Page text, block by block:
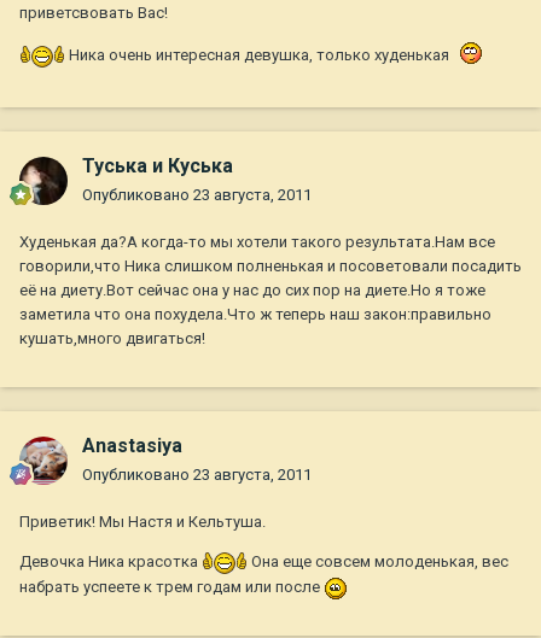
приветсвовать Вас!
Ника очень интересная девушка, только худенькая
Туська и Куська
Опубликовано 23 августа, 2011
Худенькая да?А когда-то мы хотели такого результата.Нам все
говорили,что Ника слишком полненькая и посоветовали посадить
её на диету.Вот сейчас она у нас до сих пор на диете.Но я тоже
заметила что она похудела.Что ж теперь наш закон:правильно
кушать,много двигаться!
Anastasiya
Опубликовано 23 августа, 2011
Приветик! Мы Настя и Кельтуша.
Девочка Ника красотка
Она еще совсем молоденькая, вес
набрать успеете к трем годам или после